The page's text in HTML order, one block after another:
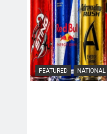
FEATURED NATIONAL